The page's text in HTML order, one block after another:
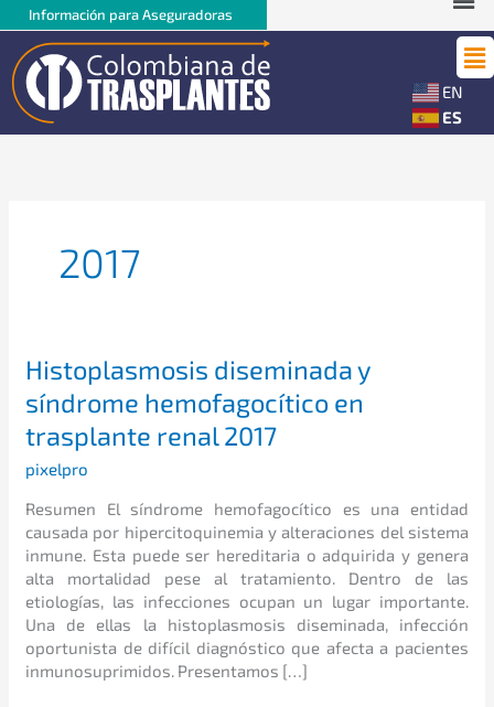
al
contenido
Información para Aseguradoras
EN
ES
2017
Histoplasmosis diseminada y
síndrome hemofagocítico en
trasplante renal 2017
pixelpro
Resumen El síndrome hemofagocítico es una entidad
causada por hipercitoquinemia y alteraciones del sistema
inmune. Esta puede ser hereditaria o adquirida y genera
alta mortalidad pese al tratamiento. Dentro de las
etiologías, las infecciones ocupan un lugar importante.
Una de ellas la histoplasmosis diseminada, infección
oportunista de difícil diagnóstico que afecta a pacientes
inmunosuprimidos. Presentamos […]
Histoplasmosis
diseminada
y
síndrome
hemofagocítico
en
trasplante
renal
2017